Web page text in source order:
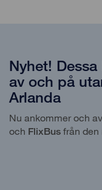
Nyhet!
av och på
Arlanda
Nu ankommer och
och FlixBus från den